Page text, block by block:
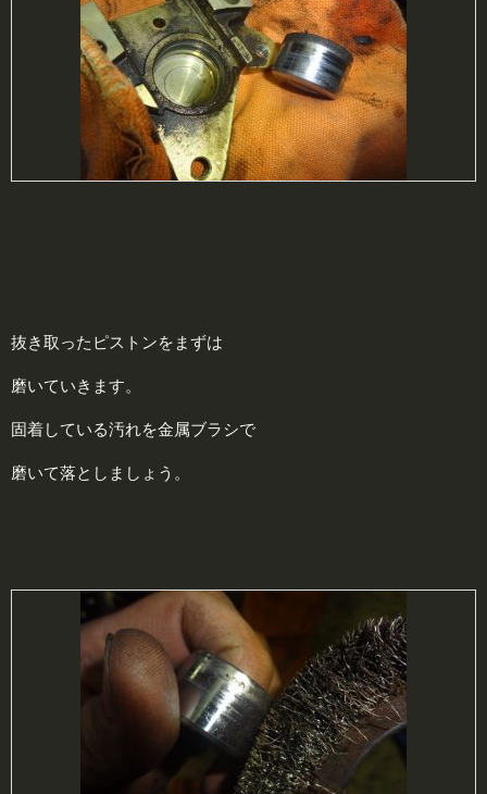
抜き取ったピストンをまずは
磨いていきます。
固着している汚れを金属ブラシで
磨いて落としましょう。